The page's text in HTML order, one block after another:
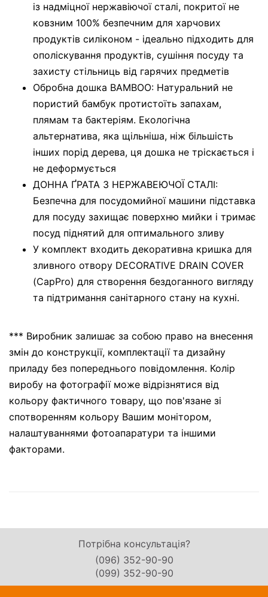
​​із надміцної нержавіючої сталі, покритої не
ковзним 100% безпечним для харчових
продуктів силіконом - ідеально підходить для
ополіскування продуктів, сушіння посуду та
захисту стільниць від гарячих предметів
Обробна дошка BAMBOO: Натуральний не
пористий бамбук протистоїть запахам,
плямам та бактеріям. Екологічна
альтернатива, яка щільніша, ніж більшість
інших порід дерева, ця дошка не тріскається і
не деформується
ДОННА ҐРАТА З НЕРЖАВЕЮЧОЇ СТАЛІ:
Безпечна для посудомийної машини підставка
для посуду захищає поверхню мийки і тримає
посуд піднятий для оптимального зливу
У комплект входить декоративна кришка для
зливного отвору DECORATIVE DRAIN COVER
(CapPro) для створення бездоганного вигляду
та підтримання санітарного стану на кухні.
*** Виробник залишає за собою право на внесення
змін до конструкції, комплектації та дизайну
приладу без попереднього повідомлення. Колір
виробу на фотографії може відрізнятися від
кольору фактичного товару, що пов'язане зі
спотворенням кольору Вашим монітором,
налаштуваннями фотоапаратури та іншими
факторами.
Потрібна консультація?
(096) 352-90-90
(099) 352-90-90